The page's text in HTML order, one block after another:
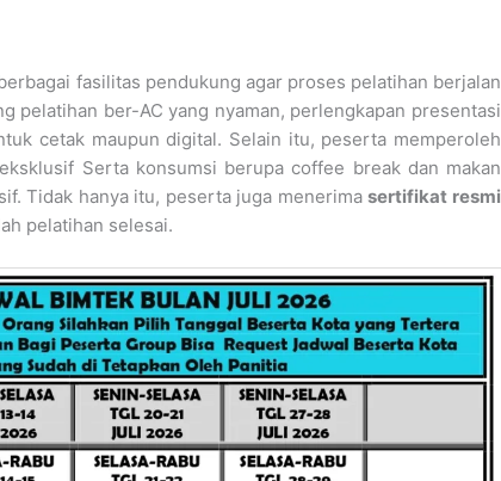
fasilitas pendukung agar proses pelatihan berjalan
pelatihan ber-AC yang nyaman, perlengkapan presentasi
cetak maupun digital. Selain itu, peserta memperoleh
Serta konsumsi berupa coffee break dan makan
Tidak hanya itu, peserta juga menerimasertifikat resmi
pelatihan selesai.